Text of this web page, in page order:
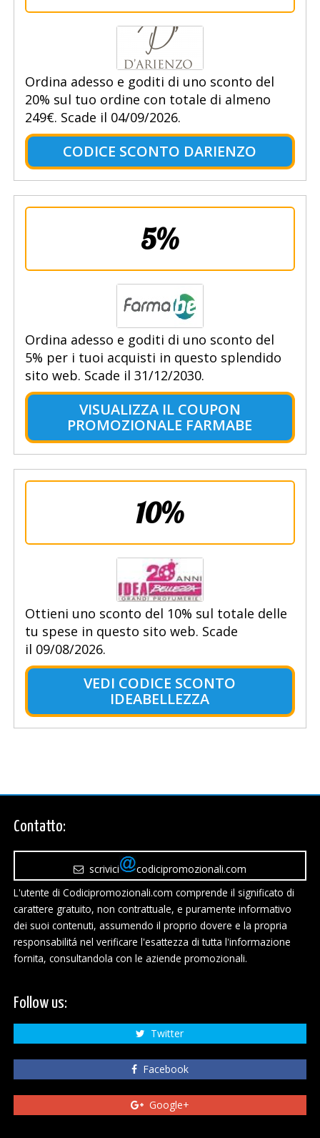
Ordina adesso e goditi di uno sconto del
20% sul tuo ordine con totale di almeno
249€. Scade il 04/09/2026.
CODICE SCONTO DARIENZO
5%
Ordina adesso e goditi di uno sconto del
5% per i tuoi acquisti in questo splendido
sito web. Scade il 31/12/2030.
VISUALIZZA IL COUPON
PROMOZIONALE FARMABE
10%
Ottieni uno sconto del 10% sul totale delle
tu spese in questo sito web. Scade
il 09/08/2026.
VEDI CODICE SCONTO
IDEABELLEZZA
Contatto:
scrivici
codicipromozionali.com
L'utente di Codicipromozionali.com comprende il significato di
carattere gratuito, non contrattuale, e puramente informativo
dei suoi contenuti, assumendo il proprio dovere e la propria
responsabilitá nel verificare l'esattezza di tutta l'informazione
fornita, consultandola con le aziende promozionali.
Follow us:
Twitter
Facebook
Google+